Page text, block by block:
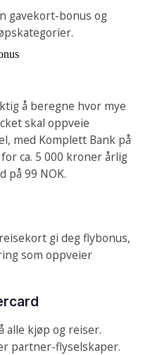
gavekort-bonus og
å beregne hvor mye
skal oppveie
med Komplett Bank på
ca. 5 000 kroner årlig
på 99 NOK.
gi deg flybonus,
som oppveier
alle kjøp og reiser.
partner-flyselskaper.